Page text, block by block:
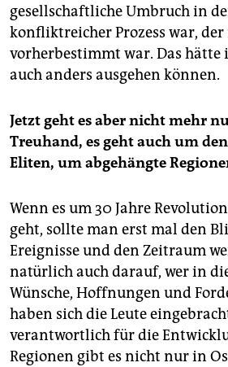
gesellschaftliche Umbruch in
konfliktreicher Prozess war,
vorherbestimmt war. Das hätte
auch anders ausgehen können.
Jetzt geht es aber nicht mehr
Treuhand, es geht auch um
Eliten, um abgehängte
Wenn es um 30 Jahre
geht, sollte man erst mal den
Ereignisse und den Zeitraum
natürlich auch darauf, wer in
Wünsche, Hoffnungen und
haben sich die Leute
verantwortlich für die
Regionen gibt es nicht nur in